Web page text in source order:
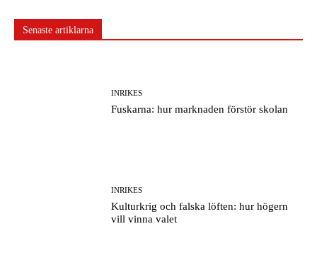
Senaste artiklarna
INRIKES
Fuskarna: hur marknaden förstör skolan
INRIKES
Kulturkrig och falska löften: hur högern
vill vinna valet